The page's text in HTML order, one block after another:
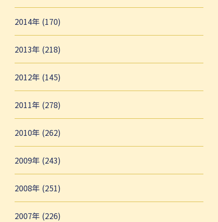
2014年 (170)
2013年 (218)
2012年 (145)
2011年 (278)
2010年 (262)
2009年 (243)
2008年 (251)
2007年 (226)